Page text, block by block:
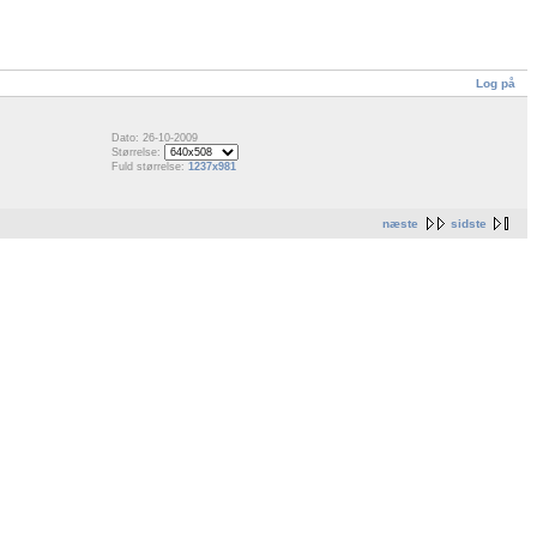
Log på
Dato: 26-10-2009
Størrelse:
Fuld størrelse: 1237x981
næste sidste